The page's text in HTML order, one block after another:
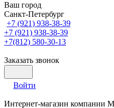
Ваш город
Санкт-Петербург
+7 (921) 938-38-39
+7 (921) 938-38-39
+7(812) 580-30-13
Заказать звонок
Войти
Интернет-магазин компании